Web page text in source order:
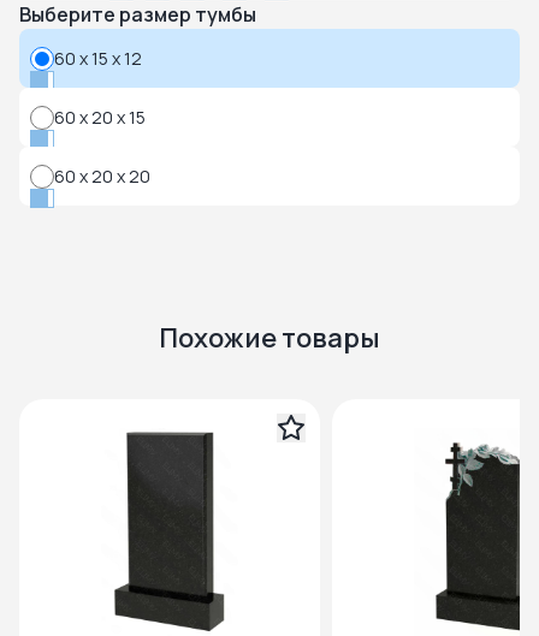
Выберите размер тумбы
60 x 15 x 12
60 x 20 x 15
60 x 20 x 20
Похожие товары